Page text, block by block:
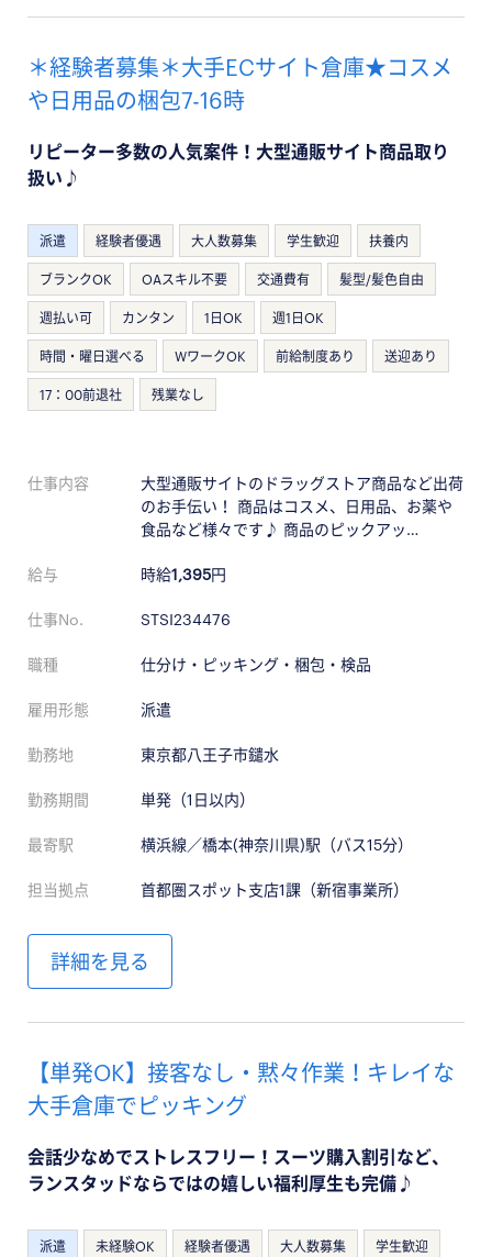
＊経験者募集＊大手ECサイト倉庫★コスメ
や日用品の梱包7-16時
リピーター多数の人気案件！大型通販サイト商品取り
扱い♪
派遣 経験者優遇 大人数募集 学生歓迎 扶養内
ブランクOK OAスキル不要 交通費有 髪型/髪色自由
週払い可 カンタン 1日OK 週1日OK
時間・曜日選べる WワークOK 前給制度あり 送迎あり
17：00前退社 残業なし
仕事内容
大型通販サイトのドラッグストア商品など出荷
のお手伝い！ 商品はコスメ、日用品、お薬や
食品など様々です♪ 商品のピックアッ…
給与 時給1,395円
仕事No. STSI234476
職種 仕分け・ピッキング・梱包・検品
雇用形態 派遣
勤務地 東京都八王子市鑓水
勤務期間 単発（1日以内）
最寄駅 横浜線／橋本(神奈川県)駅（バス15分）
担当拠点 首都圏スポット支店1課（新宿事業所）
詳細を見る
【単発OK】接客なし・黙々作業！キレイな
大手倉庫でピッキング
会話少なめでストレスフリー！スーツ購入割引など、
ランスタッドならではの嬉しい福利厚生も完備♪
派遣 未経験OK 経験者優遇 大人数募集 学生歓迎